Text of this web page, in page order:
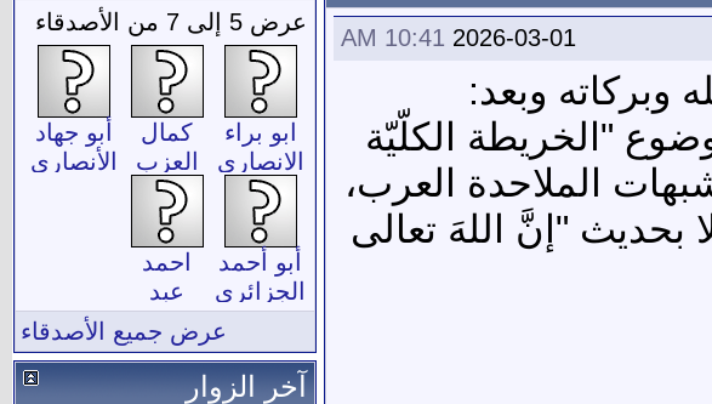
2026-03-01
10:41 AM
وبركاته وبعد:
"الخريطة الكلّيّة
الملاحدة العرب،
"إنَّ اللهَ تعالى
عرض 5 إلى 7 من الأصدقاء
ابو براء
الانصارى
كمال
العزب
أبو جهاد
الأنصاري
أبو أحمد
الجزائري
احمد
عبد
احمد
عرض جميع الأصدقاء
آخر الزوار